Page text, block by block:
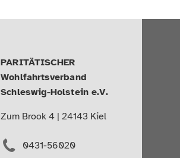
PARITÄTISCHER
Wohlfahrtsverband
Schleswig-Holstein e.V.
Zum Brook 4 | 24143 Kiel
0431-56020